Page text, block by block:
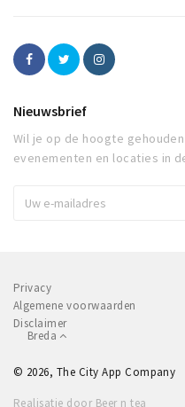
Nieuwsbrief
Wil je op de hoogte
evenementen en locaties in
Privacy
Algemene voorwaarden
Disclaimer
Breda
© 2026, The City App Company
Realisatie door Beer n tea